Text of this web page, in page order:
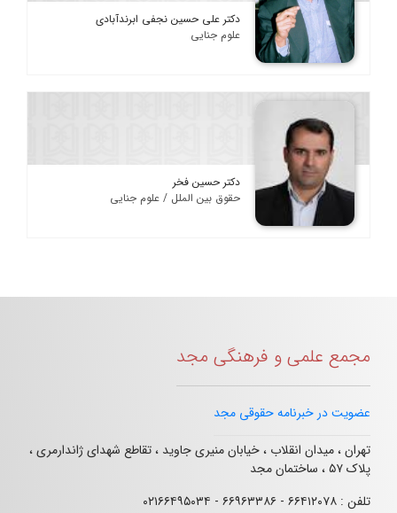
دکتر علی حسین نجفی ابرندآبادی
علوم جنایی
دکتر حسین فخر
حقوق بین الملل / علوم جنایی
مجمع علمی و فرهنگی مجد
عضویت در خبرنامه حقوقی مجد
تهران ، میدان انقلاب ، خیابان منیری جاوید ، تقاطع شهدای ژاندارمری ،
پلاک ۵۷ ، ساختمان مجد
تلفن : ۶۶۴۱۲۰۷۸ - ۶۶۹۶۳۳۸۶ - ۰۲۱۶۶۴۹۵۰۳۴